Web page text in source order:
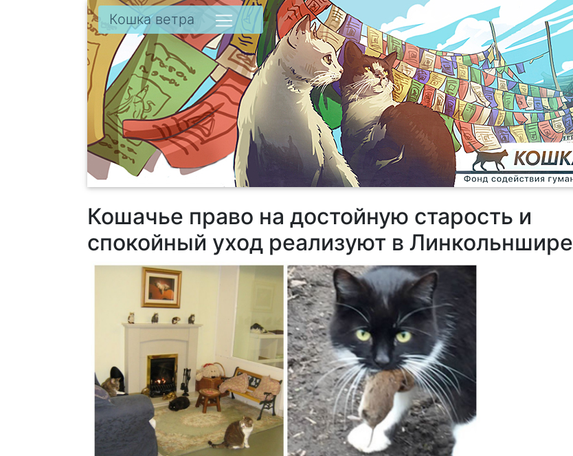
Кошка ветра
Кошачье право на достойную старость и
спокойный уход реализуют в Линкольншире